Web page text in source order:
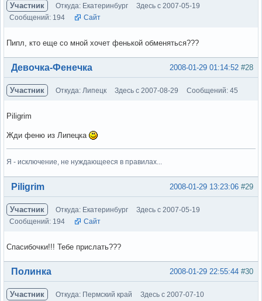
Участник Откуда: Екатеринбург
Здесь с 2007-05-19
Сообщений: 194
Сайт
Пипл, кто еще со мной хочет фенькой обменяться???
Вне форума #28
2008-01-29 01:14:52
Девочка-Фенечка
Участник Откуда: Липецк Здесь с 2007-08-29 Сообщений: 45
Piligrim
Жди феню из Липецка
Я - исключение, не нуждающееся в правилах...
Вне форума #29
2008-01-29 13:23:06
Piligrim
Участник Откуда: Екатеринбург
Здесь с 2007-05-19
Сообщений: 194
Сайт
Спасибочки!!! Тебе прислать???
Вне форума #30
2008-01-29 22:55:44
Полинка
Участник Откуда: Пермский край
Здесь с 2007-07-10